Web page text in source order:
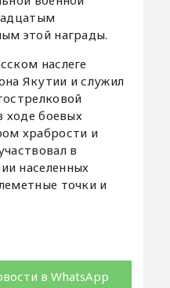
этой награды.
наслеге
Якутии и служил
ходе боевых
храбрости и
в
населенных
точки и
в WhatsApp